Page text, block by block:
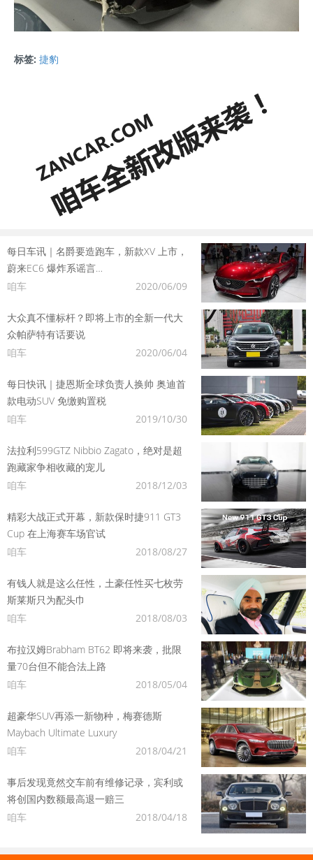
标签: 捷豹
每日车讯｜名爵要造跑车，新款XV 上市，
蔚来EC6 爆炸系谣言…
咱车
2020/06/09
大众真不懂标杆？即将上市的全新一代大
众帕萨特有话要说
咱车
2020/06/04
每日快讯｜捷恩斯全球负责人换帅 奥迪首
款电动SUV 免缴购置税
咱车
2019/10/30
法拉利599GTZ Nibbio Zagato，绝对是超
跑藏家争相收藏的宠儿
咱车
2018/12/03
精彩大战正式开幕，新款保时捷911 GT3
Cup 在上海赛车场官试
咱车
2018/08/27
有钱人就是这么任性，土豪任性买七枚劳
斯莱斯只为配头巾
咱车
2018/08/03
布拉汉姆Brabham BT62 即将来袭，批限
量70台但不能合法上路
咱车
2018/05/04
超豪华SUV再添一新物种，梅赛德斯
Maybach Ultimate Luxury
咱车
2018/04/21
事后发现竟然交车前有维修记录，宾利或
将创国内数额最高退一赔三
咱车
2018/04/18